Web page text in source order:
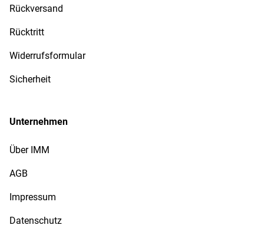
Rückversand
Rücktritt
Widerrufsformular
Sicherheit
Unternehmen
Über IMM
AGB
Impressum
Datenschutz